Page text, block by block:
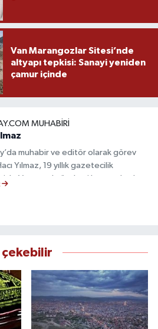
Van Marangozlar Sitesi’nde
altyapı tepkisi: Sanayi yeniden
çamur içinde
MUHABIRI
muhabir ve editör olarak görev
Yılmaz, 19 yıllık gazetecilik
Van yerel gündemi başta olmak
Editoryal sürece katkı sunan
doğruluk ve etik ilkeler
çekebilir